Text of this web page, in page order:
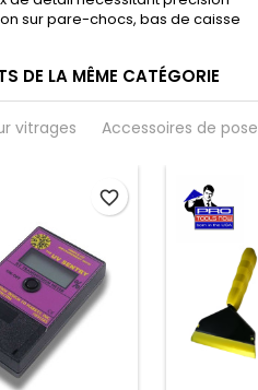
sur pare-chocs, bas de caisse
DE LA MÊME CATÉGORIE
vitrages Accessoires de pose
favorite_border